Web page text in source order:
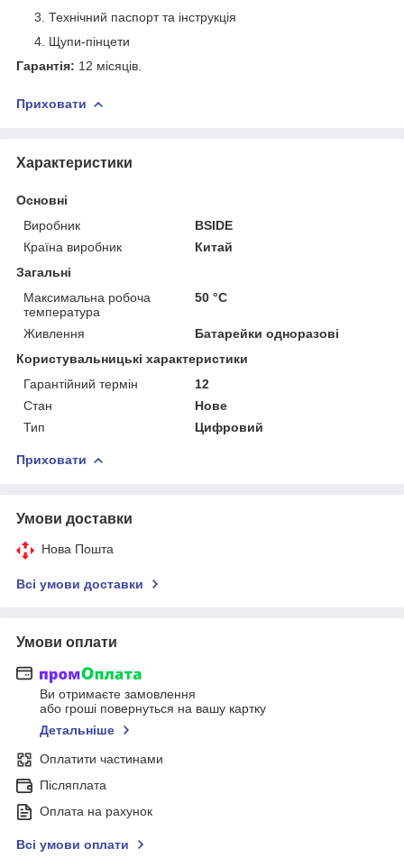
Технічний паспорт та інструкція
Щупи-пінцети
Гарантія: 12 місяців.
Приховати
Характеристики
Основні
Виробник
BSIDE
Країна виробник
Китай
Загальні
Максимальна робоча
температура
50 °С
Живлення
Батарейки одноразові
Користувальницькі характеристики
Гарантійний термін
12
Стан
Нове
Тип
Цифровий
Приховати
Умови доставки
Нова Пошта
Всі умови доставки
Умови оплати
Ви отримаєте замовлення
або гроші повернуться на вашу картку
Детальніше
Оплатити частинами
Післяплата
Оплата на рахунок
Всі умови оплати